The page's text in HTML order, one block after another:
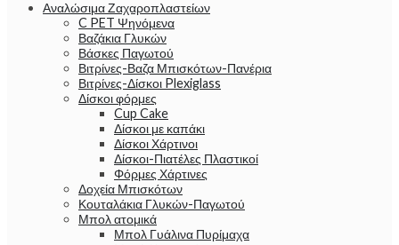
Αναλώσιμα Ζαχαροπλαστείων
C PET Ψηνόμενα
Βαζάκια Γλυκών
Βάσκες Παγωτού
Βιτρίνες-Βαζα Μπισκότων-Πανέρια
Βιτρίνες-Δίσκοι Plexiglass
Δίσκοι φόρμες
Cup Cake
Δίσκοι με καπάκι
Δίσκοι Χάρτινοι
Δίσκοι-Πιατέλες Πλαστικοί
Φόρμες Χάρτινες
Δοχεία Μπισκότων
Κουταλάκια Γλυκών-Παγωτού
Μπολ ατομικά
Μπολ Γυάλινα Πυρίμαχα